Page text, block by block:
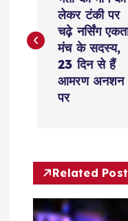
s
v
लेकर टंकी पर
चढ़े नर्सिंग
मंच के सदस्य,
23 दिन से हैं
आमरण अनशन
पर
Related